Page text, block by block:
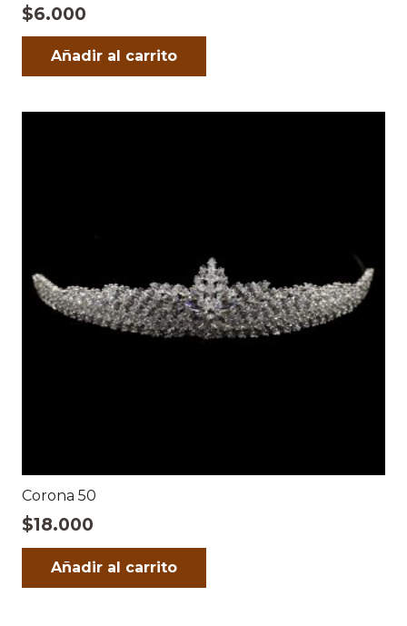
$6.000
Añadir al carrito
Corona 50
$18.000
Añadir al carrito